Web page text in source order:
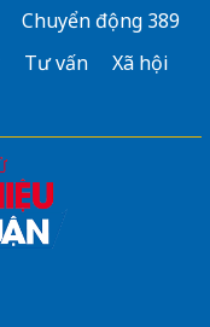
Chuyển động 389
Tư vấn
Xã hội